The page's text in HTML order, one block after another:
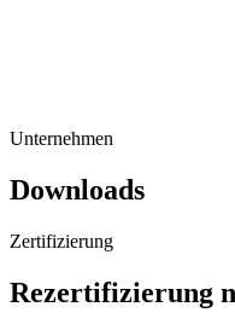
Unternehmen
Downloads
Zertifizierung
Rezertifizierung